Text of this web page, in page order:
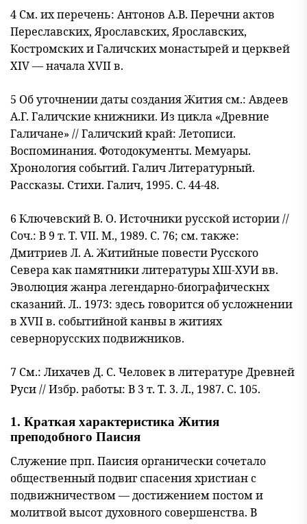
4 См. их перечень: Антонов А.В. Перечни актов
Переславских, Ярославских, Ярославских,
Костромских и Галичских монастырей и церквей
XIV — начала XVII в.
5 Об уточнении даты создания Жития см.: Авдеев
А.Г. Галичские книжники. Из цикла «Древние
Галичане» // Галичский край: Летописи.
Воспоминания. Фотодокументы. Мемуары.
Хронология событий. Галич Литературный.
Рассказы. Стихи. Галич, 1995. С. 44-48.
6 Ключевский В. О. Источники русской истории //
Соч.: В 9 т. Т. VII. М., 1989. С. 76; см. также:
Дмитриев Л. А. Житийные повести Русского
Севера как памятники литературы ХШ-ХУИ вв.
Эволюция жанра легендарно-биографическнх
сказаний. Л.. 1973: здесь говорится об усложнении
в XVII в. событийной канвы в житиях
севернорусских подвижников.
7 См.: Лихачев Д. С. Человек в литературе Древней
Руси // Избр. работы: В 3 т. Т. 3. Л., 1987. С. 105.
1. Краткая характеристика Жития
преподобного Паисия
Служение прп. Паисия органически сочетало
общественный подвиг спасения христиан с
подвижничеством — достижением постом и
молитвой высот духовного совершенства. В